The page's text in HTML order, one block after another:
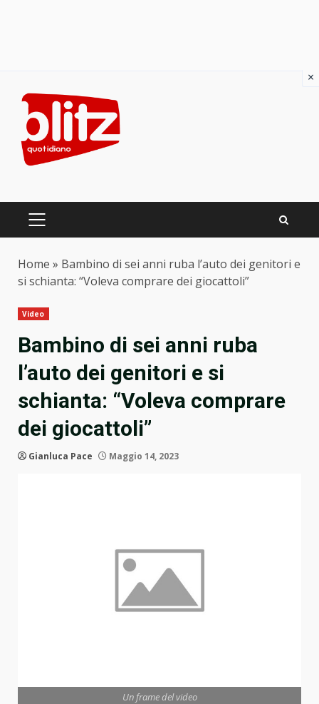
content
PRIMARY
Home » Bambino di sei anni ruba l’auto dei genitori e
si schianta: “Voleva comprare dei giocattoli”
Video
Bambino di sei anni ruba
l’auto dei genitori e si
schianta: “Voleva comprare
dei giocattoli”
Gianluca Pace Maggio 14, 2023
Un frame del video
×